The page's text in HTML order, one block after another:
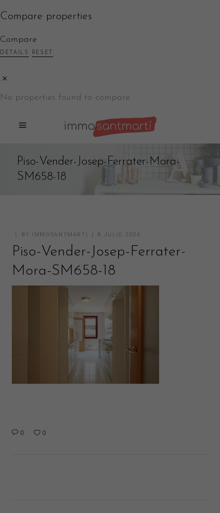
Compare properties
Compare
DETAILS RESET
No properties found to compare.
Piso-Vender-Josep-Ferrater-Mora-
SM658-18
BY IMMOSANTMARTI 8 JULIO 2026
Piso-Vender-Josep-Ferrater-
Mora-SM658-18
0 0